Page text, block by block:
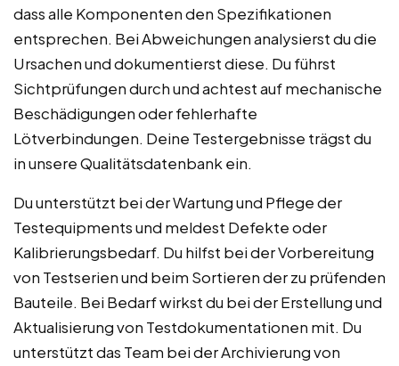
dass alle Komponenten den Spezifikationen
entsprechen. Bei Abweichungen analysierst du die
Ursachen und dokumentierst diese. Du führst
Sichtprüfungen durch und achtest auf mechanische
Beschädigungen oder fehlerhafte
Lötverbindungen. Deine Testergebnisse trägst du
in unsere Qualitätsdatenbank ein.
Du unterstützt bei der Wartung und Pflege der
Testequipments und meldest Defekte oder
Kalibrierungsbedarf. Du hilfst bei der Vorbereitung
von Testserien und beim Sortieren der zu prüfenden
Bauteile. Bei Bedarf wirkst du bei der Erstellung und
Aktualisierung von Testdokumentationen mit. Du
unterstützt das Team bei der Archivierung von